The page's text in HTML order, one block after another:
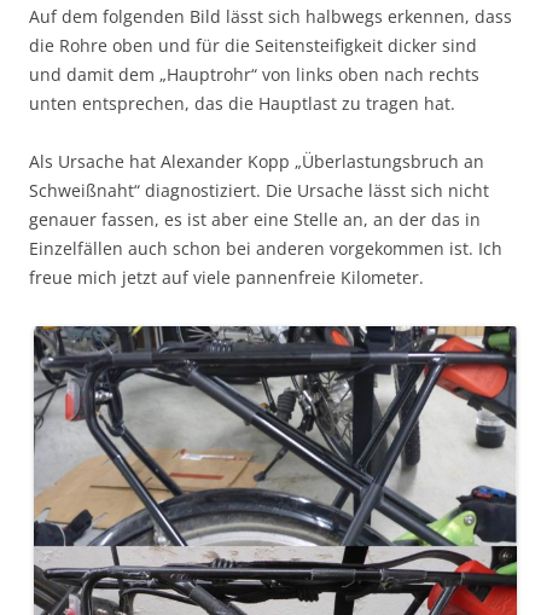
Auf dem folgenden Bild lässt sich halbwegs erkennen, dass
die Rohre oben und für die Seitensteifigkeit dicker sind
und damit dem „Hauptrohr“ von links oben nach rechts
unten entsprechen, das die Hauptlast zu tragen hat.
Als Ursache hat Alexander Kopp „Überlastungsbruch an
Schweißnaht“ diagnostiziert. Die Ursache lässt sich nicht
genauer fassen, es ist aber eine Stelle an, an der das in
Einzelfällen auch schon bei anderen vorgekommen ist. Ich
freue mich jetzt auf viele pannenfreie Kilometer.